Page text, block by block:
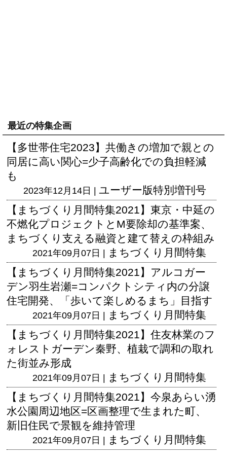
最近の特集企画
【多世帯住宅2023】共働きの増加で親との
同居に高い関心=少子高齢化での負担軽減
も
2023年12月14日 | ユーザー版特別増刊号
【まちづくり月間特集2021】東京・中延の
不燃化プロジェクトとM要除却の基準案、
まちづくり支える融資と建て替えの枠組み
2021年09月07日 | まちづくり月間特集
【まちづくり月間特集2021】アルコガー
デン羽生岩瀬=コンパクトシティ内の分譲
住宅開発、「歩いて楽しめるまち」目指す
2021年09月07日 | まちづくり月間特集
【まちづくり月間特集2021】住友林業のフ
ォレストガーデン秦野、植栽で調和の取れ
た街並み形成
2021年09月07日 | まちづくり月間特集
【まちづくり月間特集2021】今泉あらい湧
水公園周辺地区=区画整理で生まれた町、
新旧住民で景観を維持管理
2021年09月07日 | まちづくり月間特集